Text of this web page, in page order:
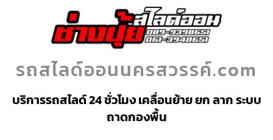
รถสไลด์ออนนครสวรรค์.com
บริการรถสไลด์ 24 ชั่วโมง เคลื่อนย้าย ยก ลาก ระบบ
ถาดกองพื้น